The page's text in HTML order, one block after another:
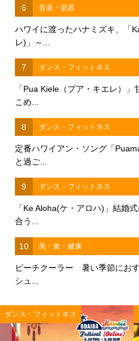
6 音楽・楽器
ハワイに渡ったハナミズキ、「
レ)」～...
7 ダンス・フィットネス
「Pua Kiele（プア・キエレ）
こめ...
8 ダンス・フィットネス
定番ハワイアン・ソング「
と過ご...
9 ダンス・フィットネス
「Ke Aloha(ケ・アロハ)」結婚
合う...
10 美・食・健康
ピーチクーラー 暑い季節にお
シュ...
ダンス・フィットネス